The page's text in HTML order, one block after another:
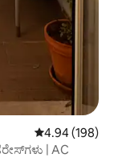
5 ರಲ್ಲಿ 4.94
4.94 (198)
| AC